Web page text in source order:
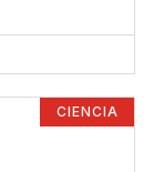
CIENCIA